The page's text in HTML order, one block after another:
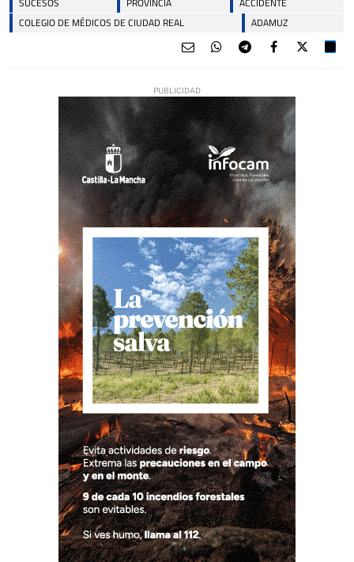
COLEGIO DE MÉDICOS DE CIUDAD REAL
ADAMUZ